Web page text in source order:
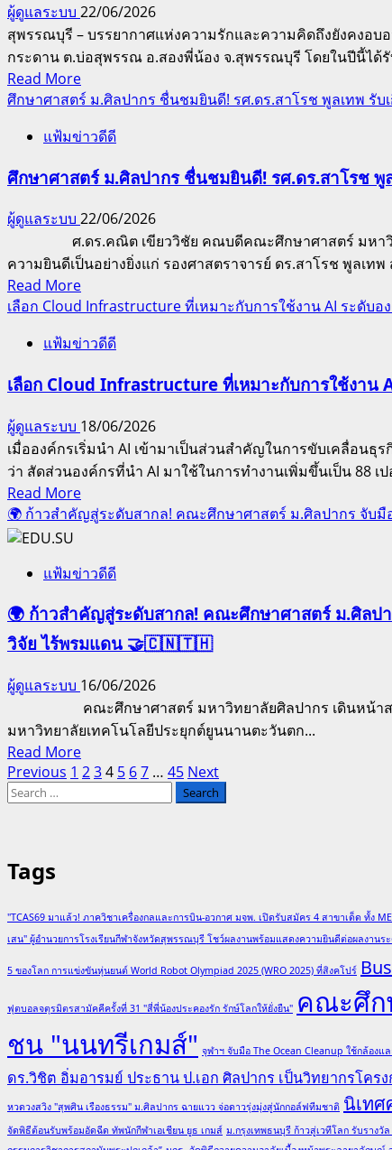
ใน
งาน
“มหกรรม
งาน
วิจัย
แห่ง
ชาติ
2569”
ตอกย้ำ
นวัตกรรม
ไทย
ผงาด
เวที
โลก
ใจ
เด็ก
ไทย
สู่
ระดับ
สากล
เจ๋ง!
ทีม
‘TN1’
คว้า
แชมป์
ออกแบบ
รน
อักษร
สนาม
ที่
4
พร้อม
ตบเท้า
เข้า
ชิง
ถ้วย
พระ
ราช
ทานฯ
ปี
2569
ผู้ดูแลระบบ 22/06/2026
สุพรรณบุรี – บรรยากาศแห่งความรักและความคิดถึงยังคงอบ
กระดาน ต.บ่อสุพรรณ อ.สองพี่น้อง จ.สุพรรณบุรี โดยในปีนี้ได้รั
Read MoreRead
more
“ดร.ช้าง”
รำลึก
ปี
“พุ่มพวง
ดวง
จันทร์”
ณ
วัด
กระดาน
กำลัง
ใจถึง
ครอบครัว
ชี้
“เพลง
ทุ่ง
คือ
เลือด
และ
เหงื่อ
เป็น
ศึกษาศาสตร์ ม.ศิลปากร ชื่นชมยินดี! รศ.ดร.สาโรช พูลเทพ รับ
แฟ้มข่าวดีดี
ศึกษาศาสตร์ ม.ศิลปากร ชื่นชมยินดี! รศ.ดร.สาโรช พู
ผู้ดูแลระบบ 22/06/2026
ศ.ดร.คณิต เขียววิชัย คณบดีคณะศึกษาศาสตร์ มหาวิทยา
ความยินดีเป็นอย่างยิ่งแก่ รองศาสตราจารย์ ดร.สาโรช พูลเท
Read MoreRead
more
ศึกษา
ม.ศิลปากร
ยินดี!
รศ.ดร.สาโรช
พูล
เทพ
รับ
บัตร
สร้างสรรค์”
ระดับ
เลือก Cloud Infrastructure ที่เหมาะกับการใช้งาน AI ระดับอ
แฟ้มข่าวดีดี
เลือก Cloud Infrastructure ที่เหมาะกับการใช้งาน
ผู้ดูแลระบบ 18/06/2026
เมื่อองค์กรเริ่มนำ AI เข้ามาเป็นส่วนสำคัญในการขับเคลื่อนธุ
ว่า สัดส่วนองค์กรที่นำ AI มาใช้ในการทำงานเพิ่มขึ้นเป็น 88 เป
Read MoreRead
more
Cloud
ที่
เหมาะ
การ
ใช้
งาน
AI
ระดับ
🌍 ก้าวสำคัญสู่ระดับสากล! คณะศึกษาศาสตร์ ม.ศิลปากร จั
แฟ้มข่าวดีดี
🌍 ก้าวสำคัญสู่ระดับสากล! คณะศึกษาศาสตร์ ม.ศิล
วิจัย ไร้พรมแดน 🤝🇨🇳🇹🇭
ผู้ดูแลระบบ 16/06/2026
คณะศึกษาศาสตร์ มหาวิทยาลัยศิลปากร เดินหน้าสร้าง
มหาวิทยาลัยเทคโนโลยีประยุกต์ยูนนานตะวันตก...
Read MoreRead
more
สากล!
คณะ
ศึกษา
ม.ศิลปากร
จับ
มือ
คณะ
อัญมณี
มหาวิทยาลัย
Posts
pagination
Previous 1 234 5 67 … 45 Next
Search
Tags
"TCAS69 มาแล้ว! ภาควิชาเครื่องกลและการบิน-อวกาศ มจพ. เปิดรับสมัคร 4 สาขาเด็ด ทั้ง ME
เสน" ผู้อำนวยการโรงเรียนกีฬาจังหวัดสุพรรณบุรี โชว์ผลงานพร้อมแสดงความยินดีต่อผลงาน
5 ของโลก การแข่งขันหุ่นยนต์ World Robot Olympiad 2025 (WRO 2025) ที่สิงคโปร์
ฟุตบอลจตุรมิตรสามัคคีครั้งที่ 31 "สี่พี่น้องประคองรัก รักษ์โลกให้ยั่งยืน" คณะศึก
ชน "นนทรีเกมส์" จุฬาฯ จับมือ The Ocean Cleanup ใช้กล้องแ
ดร.วิชิต อิ่มอารมย์ ประธาน ป.เอก ศิลปากร เป็นวิทยากรโค
หวดวงสวิง "สุพศิน เรืองธรรม" ม.ศิลปากร ฉายแวว จ่อดาวรุ่งมุ่งสู่นักกอล์ฟทีมชาติ นิเทศ
จัดพิธีต้อนรับพร้อมอัดฉีด ทัพนักกีฬาเอเชียน ยูธ เกมส์ ม.กรุงเทพธนบุรี ก้าวสู่เวทีโลก รับรางวั